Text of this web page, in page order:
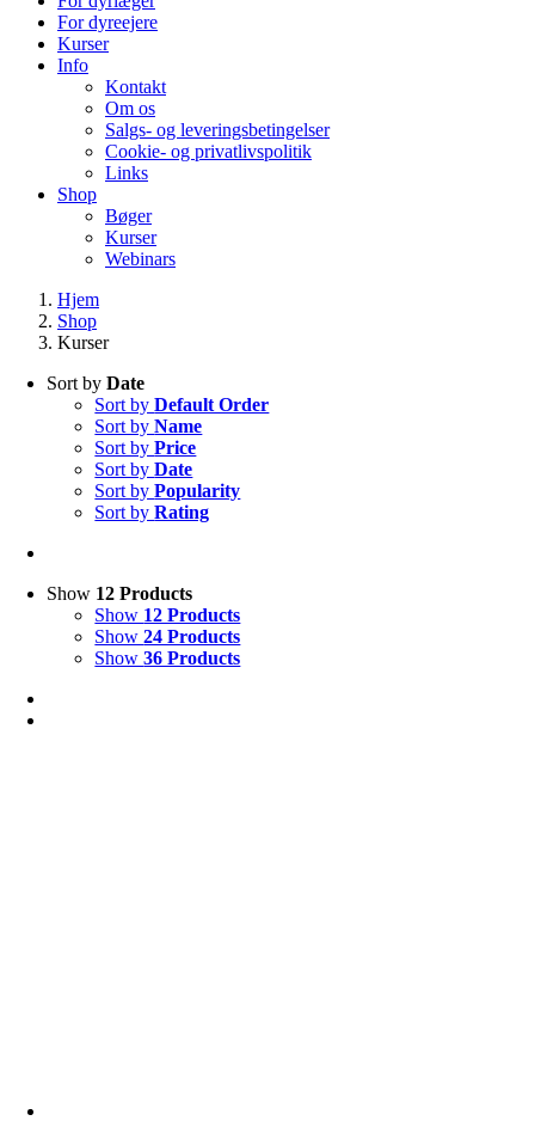
For dyreejere
Kurser
Info
Kontakt
Om os
Salgs- og leveringsbetingelser
Cookie- og privatlivspolitik
Links
Shop
Bøger
Kurser
Webinars
Hjem
Shop
Kurser
Sort byDate
Sort byDefault Order
Sort byName
Sort byPrice
Sort byDate
Sort byPopularity
Sort byRating
Show 12 Products
Show 12 Products
Show24 Products
Show36 Products